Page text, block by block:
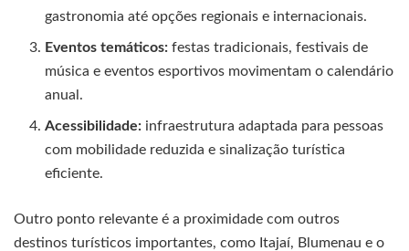
gastronomia até opções regionais e internacionais.
Eventos temáticos: festas tradicionais, festivais de
música e eventos esportivos movimentam o calendário
anual.
Acessibilidade: infraestrutura adaptada para pessoas
com mobilidade reduzida e sinalização turística
eficiente.
Outro ponto relevante é a proximidade com outros
destinos turísticos importantes, como Itajaí, Blumenau e o